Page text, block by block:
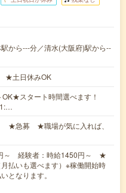
から---分／清水(大阪府)駅から--
★土日休みOK
スタート時間選べます！
★急募 ★職場が気に入れば、
～ 経験者：時給1450円～ ★
払いも選べます）※稼働開始時
となります。